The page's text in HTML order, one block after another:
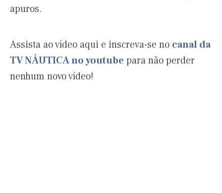
apuros.
Assista ao vídeo aqui e inscreva-se no canal da
TV NÁUTICA no youtube para não perder
nenhum novo vídeo!